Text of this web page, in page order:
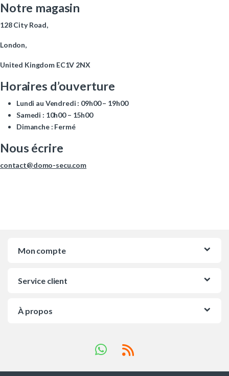
Notre magasin
128 City Road,
London,
United Kingdom EC1V 2NX
Horaires d’ouverture
Lundi au Vendredi : 09h00 – 19h00
Samedi : 10h00 – 15h00
Dimanche : Fermé
Nous écrire
contact@domo-secu.com
Mon compte
Service client
À propos